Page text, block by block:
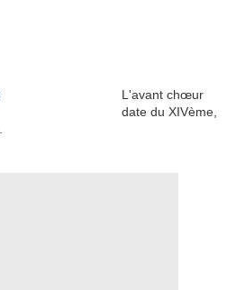
L'avant chœur
date du XIVème,